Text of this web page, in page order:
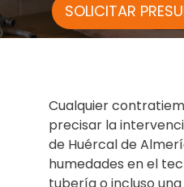
SOLICITAR
Cualquier
precisar la
de Huércal de
humedades en el